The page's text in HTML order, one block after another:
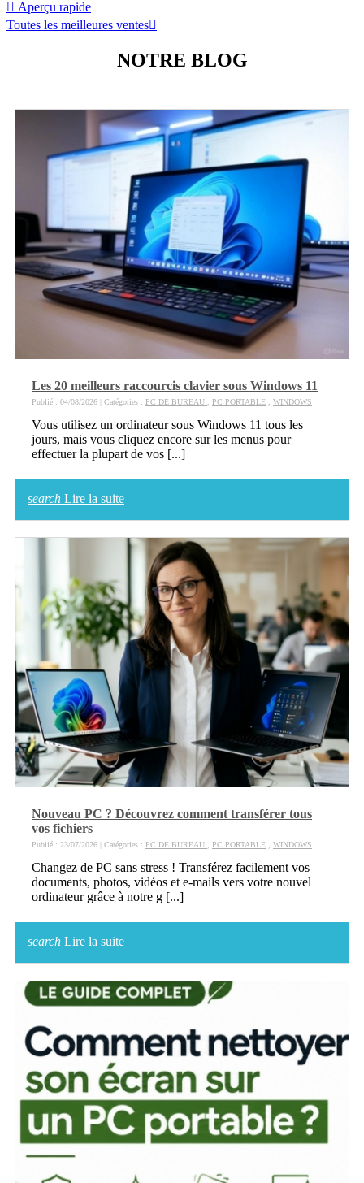
 Aperçu rapide
Toutes les meilleures ventes
NOTRE BLOG
Les 20 meilleurs raccourcis clavier sous Windows 11
Publié : 04/08/2026 | Catégories : PC DE BUREAU PC PORTABLE WINDOWS
Vous utilisez un ordinateur sous Windows 11 tous les
jours, mais vous cliquez encore sur les menus pour
effectuer la plupart de vos [...]
search Lire la suite
Nouveau PC ? Découvrez comment transférer tous
vos fichiers
Publié : 23/07/2026 | Catégories : PC DE BUREAU PC PORTABLE WINDOWS
Changez de PC sans stress ! Transférez facilement vos
documents, photos, vidéos et e-mails vers votre nouvel
ordinateur grâce à notre g [...]
search Lire la suite